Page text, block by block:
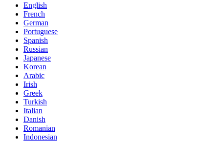
English
French
German
Portuguese
Spanish
Russian
Japanese
Korean
Arabic
Irish
Greek
Turkish
Italian
Danish
Romanian
Indonesian